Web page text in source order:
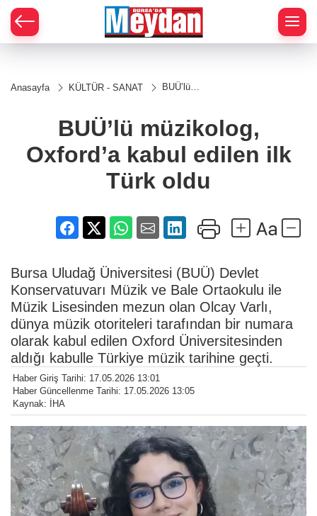
Anasayfa KÜLTÜR - SANAT
BUÜ’lü
kabul
edilen ilk
BUÜ’lü müzikolog,
Oxford’a kabul edilen ilk
Türk oldu
Bursa Uludağ Üniversitesi (BUÜ) Devlet
Konservatuvarı Müzik ve Bale Ortaokulu ile
Müzik Lisesinden mezun olan Olcay Varlı,
dünya müzik otoriteleri tarafından bir numara
olarak kabul edilen Oxford Üniversitesinden
aldığı kabulle Türkiye müzik tarihine geçti.
Haber Giriş Tarihi: 17.05.2026 13:01
Haber Güncellenme Tarihi: 17.05.2026 13:05
Kaynak: İHA